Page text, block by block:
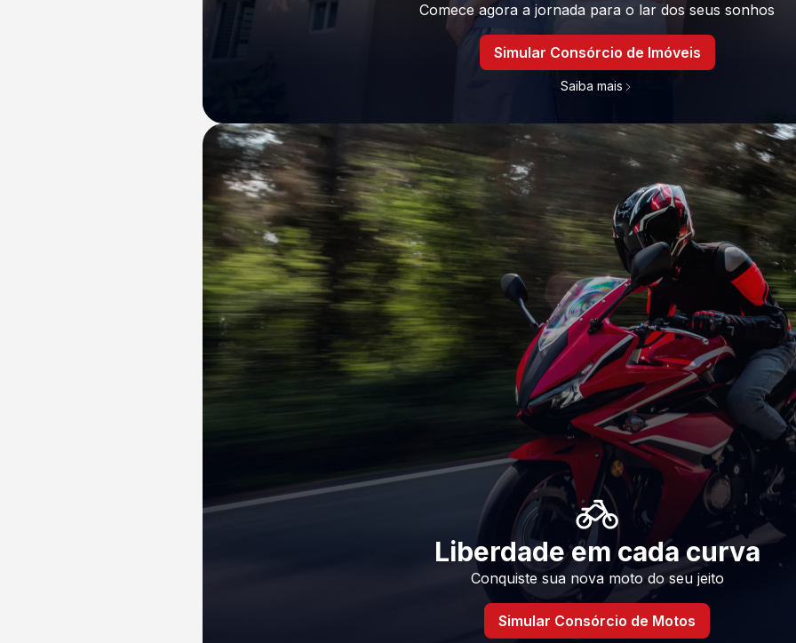
Comece agora a jornada para o lar dos seus sonhos
Simular Consórcio de Imóveis
Saiba mais
Liberdade em cada curva
Conquiste sua nova moto do seu jeito
Simular Consórcio de Motos